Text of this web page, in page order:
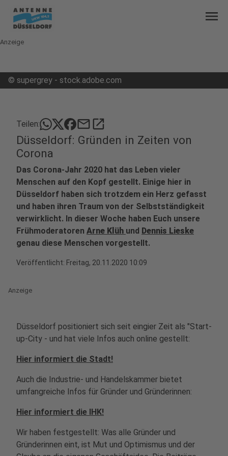
menu
Anzeige
© supergrey - stock.adobe.com
Teilen: mailopen_in_new
Düsseldorf: Gründen in Zeiten von
Corona
Das Corona-Jahr 2020 hat das Leben vieler
Menschen auf den Kopf gestellt. Einige hier in
Düsseldorf haben sich trotzdem ein Herz gefasst
und haben ihren Traum von der Selbstständigkeit
verwirklicht. In dieser Woche haben Euch unsere
Frühmoderatoren Arne Klüh und Dennis Lieske
genau diese Menschen vorgestellt.
Veröffentlicht: Freitag, 20.11.2020 10:09
Anzeige
Düsseldorf positioniert sich seit eingier Zeit als "Start-
up-City - und hat viele Infos auch online gestellt:
Hier informiert die Stadt!
Auch die Industrie- und Handelskammer bietet
umfangreiche Infos für Gründer und Gründerinnen:
Hier informiert die IHK!
Wir haben festgestellt: Was alle Gründer und
Gründerinnen eint, ist Mut und Optimismus und der